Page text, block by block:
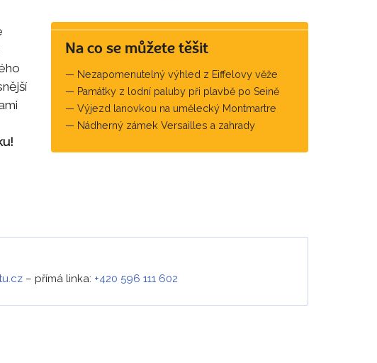
Na co se můžete těšit
Nezapomenutelný výhled z Eiffelovy věže
Památky z lodní paluby při plavbě po Seině
Výjezd lanovkou na umělecký Montmartre
Nádherný zámek Versailles a zahrady
– přímá linka: +420 596 111 602